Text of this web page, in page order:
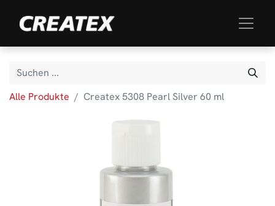
Alle Produkte Createx 5308 Pearl Silver 60 ml